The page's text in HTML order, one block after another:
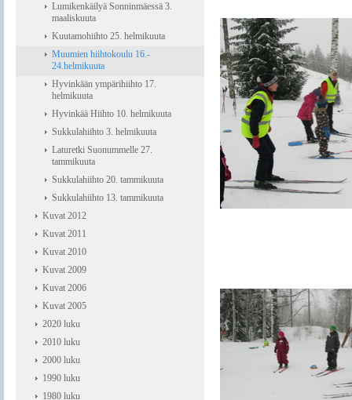
Lumikenkäilyä Sonninmäessä 3.
maaliskuuta
Kuutamohiihto 25. helmikuuta
Muumien hiihtokoulu 16.-
24.helmikuuta
Hyvinkään ympärihiihto 17.
helmikuuta
Hyvinkää Hiihto 10. helmikuuta
Sukkulahiihto 3. helmikuuta
Laturetki Suonummelle 27.
tammikuuta
Sukkulahiihto 20. tammikuuta
Sukkulahiihto 13. tammikuuta
Kuvat 2012
Kuvat 2011
Kuvat 2010
Kuvat 2009
Kuvat 2006
Kuvat 2005
2020 luku
2010 luku
2000 luku
1990 luku
1980 luku